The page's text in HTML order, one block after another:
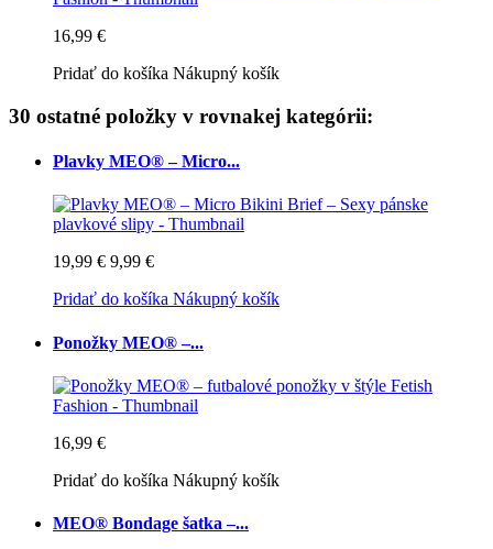
16,99 €
Pridať do košíka Nákupný košík
30 ostatné položky v rovnakej kategórii:
Plavky MEO® – Micro...
19,99 € 9,99 €
Pridať do košíka Nákupný košík
Ponožky MEO® –...
16,99 €
Pridať do košíka Nákupný košík
MEO® Bondage šatka –...